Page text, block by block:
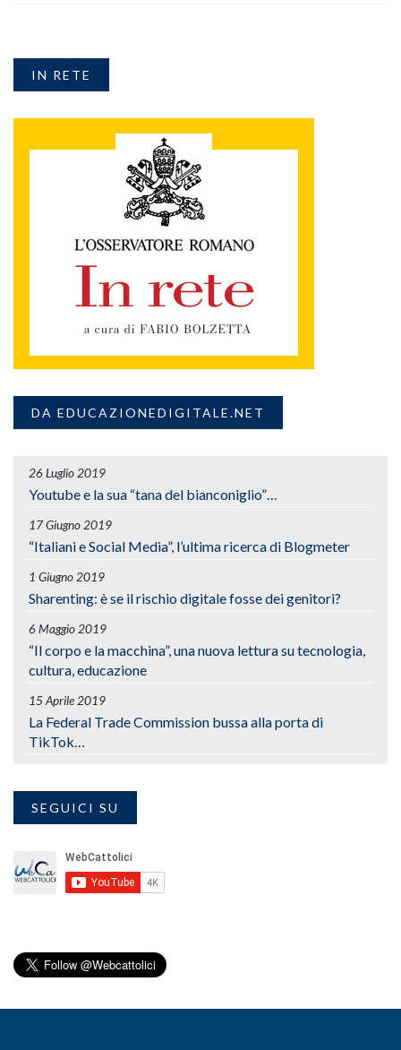
IN RETE
DA EDUCAZIONEDIGITALE.NET
26 Luglio 2019
Youtube e la sua “tana del bianconiglio”…
17 Giugno 2019
“Italiani e Social Media”, l’ultima ricerca di Blogmeter
1 Giugno 2019
Sharenting: è se il rischio digitale fosse dei genitori?
6 Maggio 2019
“Il corpo e la macchina”, una nuova lettura su tecnologia,
cultura, educazione
15 Aprile 2019
La Federal Trade Commission bussa alla porta di
TikTok…
SEGUICI SU